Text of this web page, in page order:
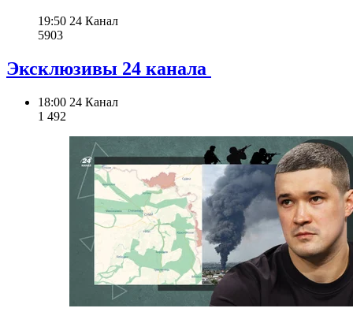
19:50 24 Канал
5903
Эксклюзивы 24 канала
18:00 24 Канал
1 492